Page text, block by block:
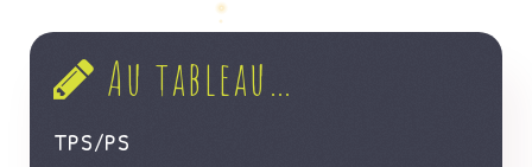
Au tableau…
TPS/PS